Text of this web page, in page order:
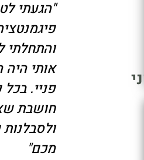
"הגעתי
והתחלתי
אותי
פניי.
חושבת
מכם"